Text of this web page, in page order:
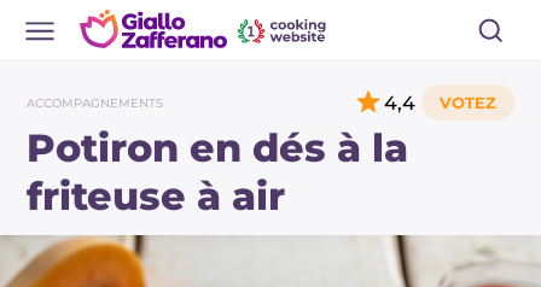
ACCOMPAGNEMENTS
Potiron en dés à la
friteuse à air
4,4